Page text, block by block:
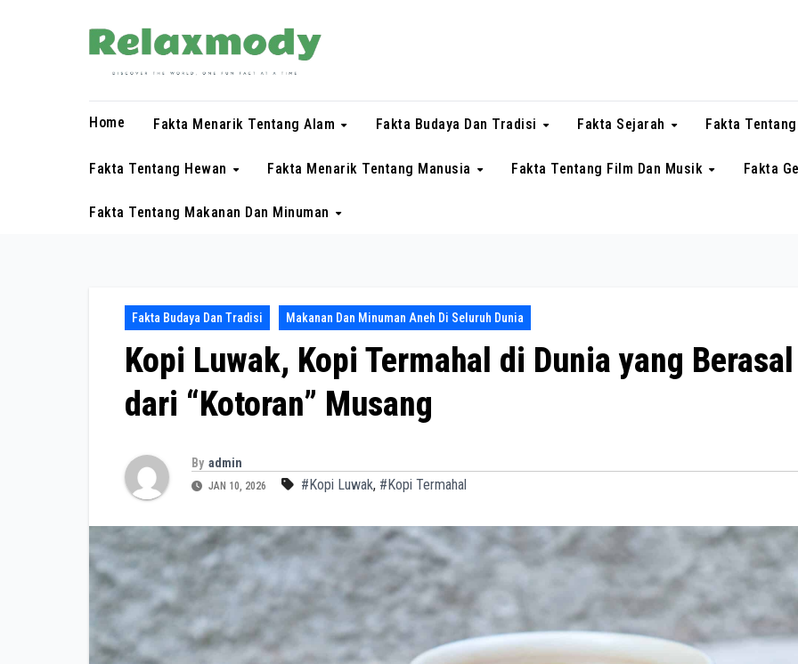
Home Fakta Menarik Tentang Alam Fakta Budaya Dan Tradisi Fakta Sejarah Fakta
Fakta Tentang Hewan Fakta Menarik Tentang Manusia Fakta Tentang Film Dan Musik Fakta
Fakta Tentang Makanan Dan Minuman
Fakta Budaya Dan Tradisi Makanan Dan Minuman Aneh Di Seluruh Dunia
Kopi Luwak, Kopi Termahal di Dunia yang Berasal
dari “Kotoran” Musang
By admin
JAN 10, 2026 #Kopi Luwak, #Kopi Termahal